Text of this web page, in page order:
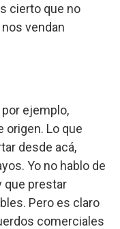
cierto que no
vendan
ejemplo,
Lo que
desde acá,
Yo no hablo de
que prestar
Pero es claro
comerciales